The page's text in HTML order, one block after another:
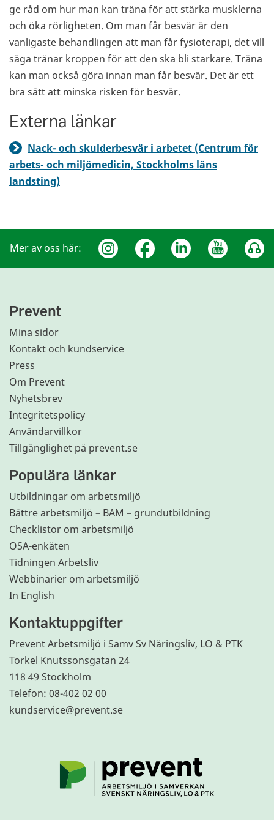
ge råd om hur man kan träna för att stärka musklerna
och öka rörligheten. Om man får besvär är den
vanligaste behandlingen att man får fysioterapi, det vill
säga tränar kroppen för att den ska bli starkare. Träna
kan man också göra innan man får besvär. Det är ett
bra sätt att minska risken för besvär.
Externa länkar
Nack- och skulderbesvär i arbetet (Centrum för
arbets- och miljömedicin, Stockholms läns
landsting)
Mer av oss här:
Prevent
Mina sidor
Kontakt och kundservice
Press
Om Prevent
Nyhetsbrev
Integritetspolicy
Användarvillkor
Tillgänglighet på prevent.se
Populära länkar
Utbildningar om arbetsmiljö
Bättre arbetsmiljö – BAM – grundutbildning
Checklistor om arbetsmiljö
OSA-enkäten
Tidningen Arbetsliv
Webbinarier om arbetsmiljö
In English
Kontaktuppgifter
Prevent Arbetsmiljö i Samv Sv Näringsliv, LO & PTK
Torkel Knutssonsgatan 24
118 49 Stockholm
Telefon: 08-402 02 00
kundservice@prevent.se